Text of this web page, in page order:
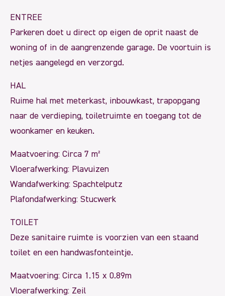
ENTREE
Parkeren doet u direct op eigen de oprit naast de
woning of in de aangrenzende garage. De voortuin is
netjes aangelegd en verzorgd.
HAL
Ruime hal met meterkast, inbouwkast, trapopgang
naar de verdieping, toiletruimte en toegang tot de
woonkamer en keuken.
Maatvoering: Circa 7 m²
Vloerafwerking: Plavuizen
Wandafwerking: Spachtelputz
Plafondafwerking: Stucwerk
TOILET
Deze sanitaire ruimte is voorzien van een staand
toilet en een handwasfonteintje.
Maatvoering: Circa 1.15 x 0.89m
Vloerafwerking: Zeil